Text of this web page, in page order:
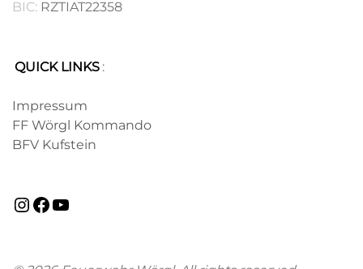
BIC: RZTIAT22358
QUICK LINKS :
Impressum
FF Wörgl Kommando
BFV Kufstein